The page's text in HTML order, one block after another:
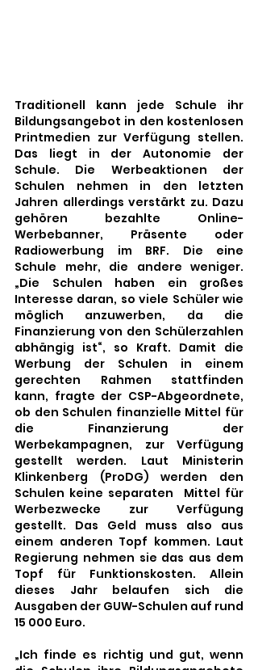
Traditionell kann jede Schule ihr
Bildungsangebot in den kostenlosen
Printmedien zur Verfügung stellen.
Das liegt in der Autonomie der
Schule. Die Werbeaktionen der
Schulen nehmen in den letzten
Jahren allerdings verstärkt zu. Dazu
gehören bezahlte Online-
Werbebanner, Präsente oder
Radiowerbung im BRF. Die eine
Schule mehr, die andere weniger.
„Die Schulen haben ein großes
Interesse daran, so viele Schüler wie
möglich anzuwerben, da die
Finanzierung von den Schülerzahlen
abhängig ist“, so Kraft. Damit die
Werbung der Schulen in einem
gerechten Rahmen stattfinden
kann, fragte der CSP-Abgeordnete,
ob den Schulen finanzielle Mittel für
die Finanzierung der
Werbekampagnen, zur Verfügung
gestellt werden. Laut Ministerin
Klinkenberg (ProDG) werden den
Schulen keine separaten  Mittel für
Werbezwecke zur Verfügung
gestellt. Das Geld muss also aus
einem anderen Topf kommen. Laut
Regierung nehmen sie das aus dem
Topf für Funktionskosten. Allein
dieses Jahr belaufen sich die
Ausgaben der GUW-Schulen auf rund
15 000 Euro.
„Ich finde es richtig und gut, wenn